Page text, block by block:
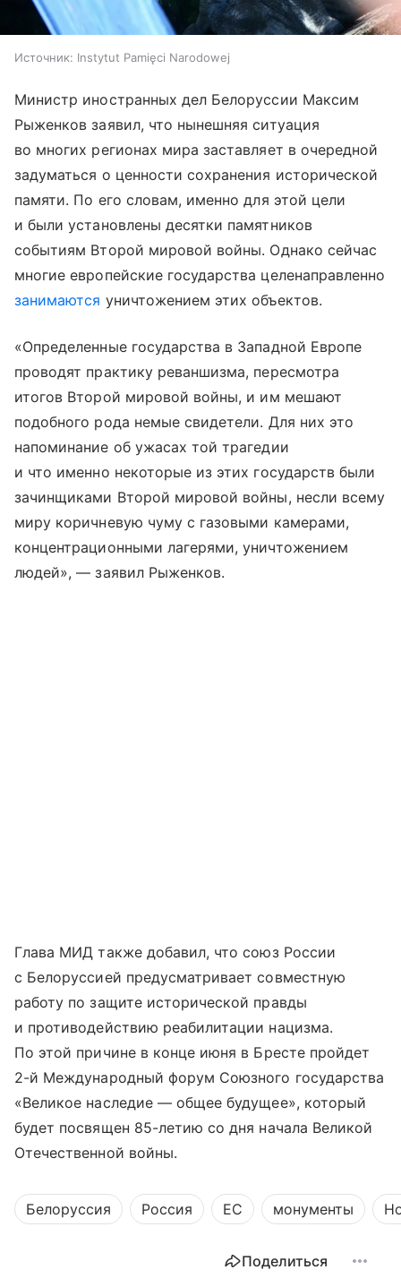
Источник: Instytut Pamięci Narodowej
Министр иностранных дел Белоруссии Максим
Рыженков заявил, что нынешняя ситуация
во многих регионах мира заставляет в очередной
задуматься о ценности сохранения исторической
памяти. По его словам, именно для этой цели
и были установлены десятки памятников
событиям Второй мировой войны. Однако сейчас
многие европейские государства целенаправленно
занимаются уничтожением этих объектов.
«Определенные государства в Западной Европе
проводят практику реваншизма, пересмотра
итогов Второй мировой войны, и им мешают
подобного рода немые свидетели. Для них это
напоминание об ужасах той трагедии
и что именно некоторые из этих государств были
зачинщиками Второй мировой войны, несли всему
миру коричневую чуму с газовыми камерами,
концентрационными лагерями, уничтожением
людей», — заявил Рыженков.
Глава МИД также добавил, что союз России
с Белоруссией предусматривает совместную
работу по защите исторической правды
и противодействию реабилитации нацизма.
По этой причине в конце июня в Бресте пройдет
2-й Международный форум Союзного государства
«Великое наследие — общее будущее», который
будет посвящен 85-летию со дня начала Великой
Отечественной войны.
Белоруссия Россия ЕС монументы
Поделиться